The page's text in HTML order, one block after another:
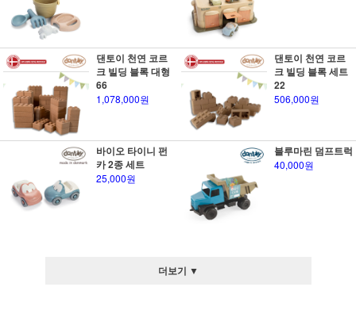
댄토이 천연 코르
크 빌딩 블록 대형
66
1,078,000원
댄토이 천연 코르
크 빌딩 블록 세트
22
506,000원
바이오 타이니 펀
카 2종 세트
25,000원
블루마린 덤프트럭
40,000원
더보기 ▼